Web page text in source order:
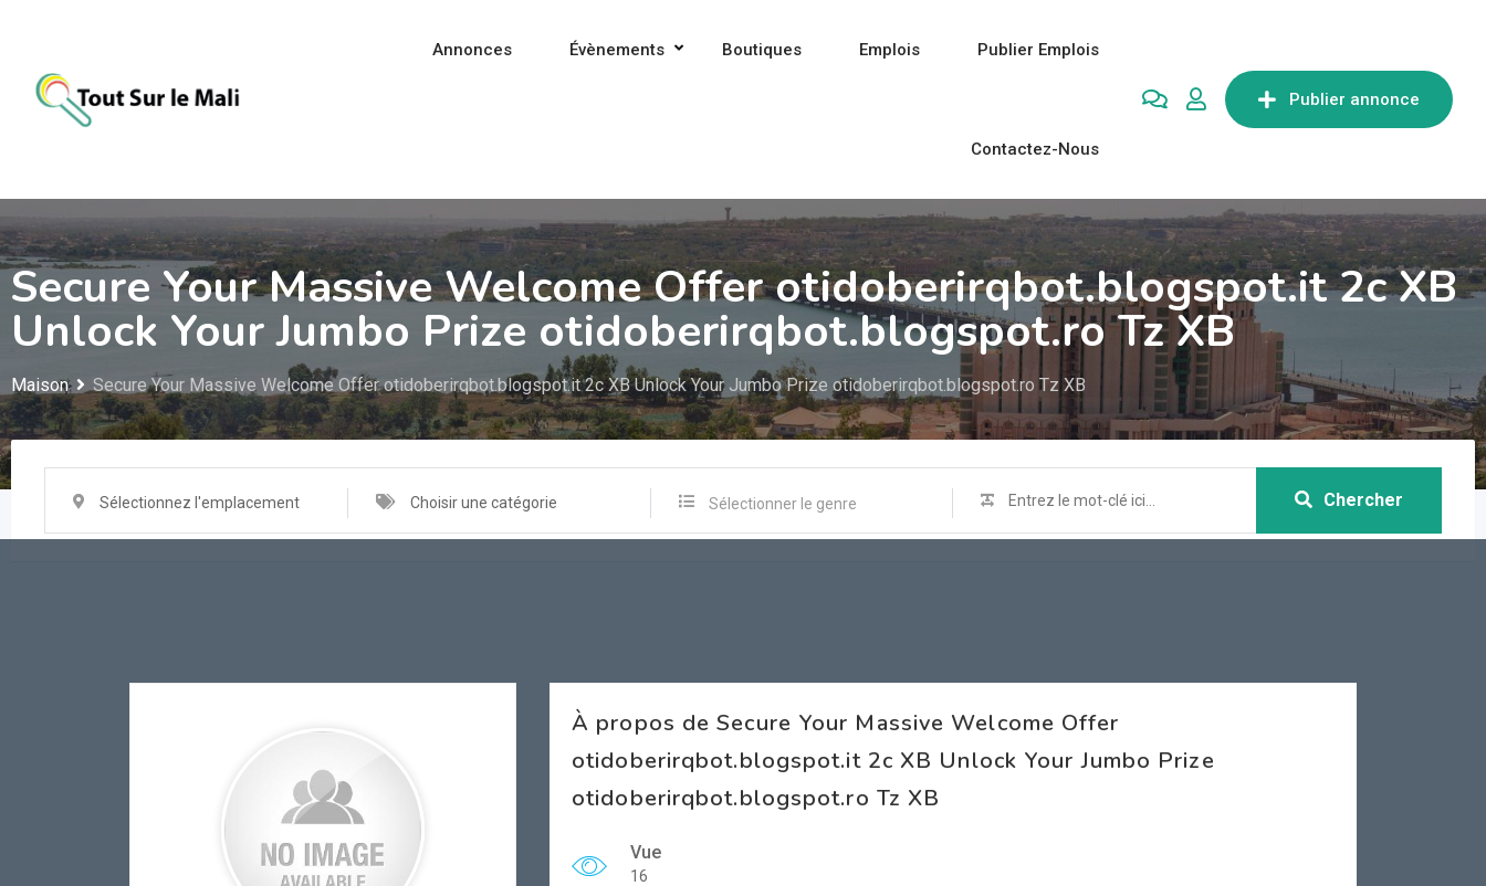
contenu
Publier annonce
Annonces Évènements Boutiques Emplois Publier Emplois
Contactez-Nous
Secure Your Massive Welcome Offer otidoberirqbot.blogspot.it 2c XB
Unlock Your Jumbo Prize otidoberirqbot.blogspot.ro Tz XB
Maison Secure Your Massive Welcome Offer otidoberirqbot.blogspot.it 2c XB Unlock Your Jumbo Prize otidoberirqbot.blogspot.ro Tz XB
Sélectionnez l'emplacement Choisir une catégorie Sélectionner le genre Chercher
À propos de Secure Your Massive Welcome Offer
otidoberirqbot.blogspot.it 2c XB Unlock Your Jumbo Prize
otidoberirqbot.blogspot.ro Tz XB
Vue
16